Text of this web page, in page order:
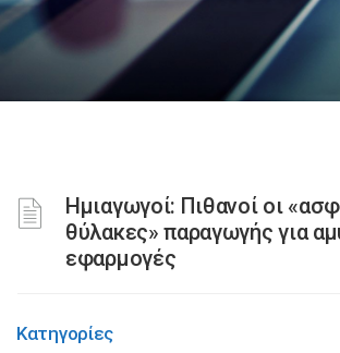
Ημιαγωγοί: Πιθανοί οι
θύλακες» παραγωγής για
εφαρμογές
Κατηγορίες